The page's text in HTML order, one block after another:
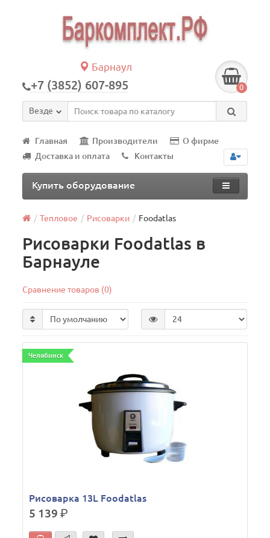
Барнаул
+7 (3852) 607-895 0
Везде
Главная Производители
О фирме
Доставка и оплата
Контакты
Купить оборудование
Тепловое Рисоварки Foodatlas
Рисоварки Foodatlas в
Барнауле
Сравнение товаров (0)
Челябинск
Рисоварка 13L Foodatlas
5 139р.